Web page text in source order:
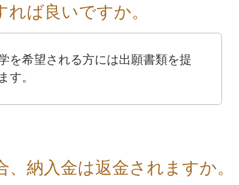
ば良いですか。
を希望される方には出願書類を提
す。
納入金は返金されますか。